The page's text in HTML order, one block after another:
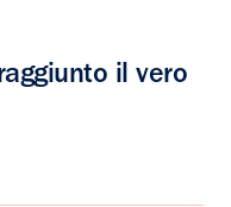
il vero